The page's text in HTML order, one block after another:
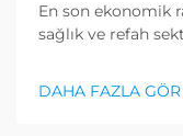
En son ekonomik
sağlık ve refah
büyük bir talep
anladı ki...
DAHA FAZLA GÖR